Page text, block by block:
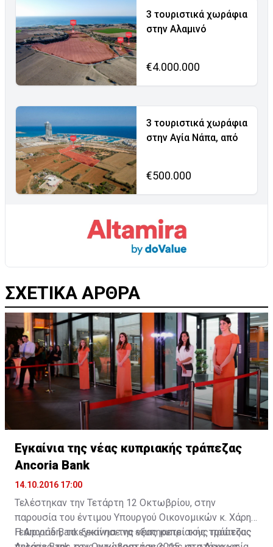
3 τουριστικά χωράφια
στην Αλαμινό
€4.000.000
3 τουριστικά χωράφια
στην Αγία Νάπα, από
€500.000
ΣΧΕΤΙΚΑ ΑΡΘΡΑ
Εγκαίνια της νέας κυπριακής τράπεζας
Ancoria Bank
14.10.2016 17:00
Τελέστηκαν την Τετάρτη 12 Οκτωβρίου, στην
παρουσία του έντιμου Υπουργού Οικονομικών κ. Χάρη
Γεωργιάδη, τα εγκαίνια της νέας κυπριακής τράπεζας
Η Ancoria Bank ξεκίνησε να εξυπηρετεί τους πρώτους